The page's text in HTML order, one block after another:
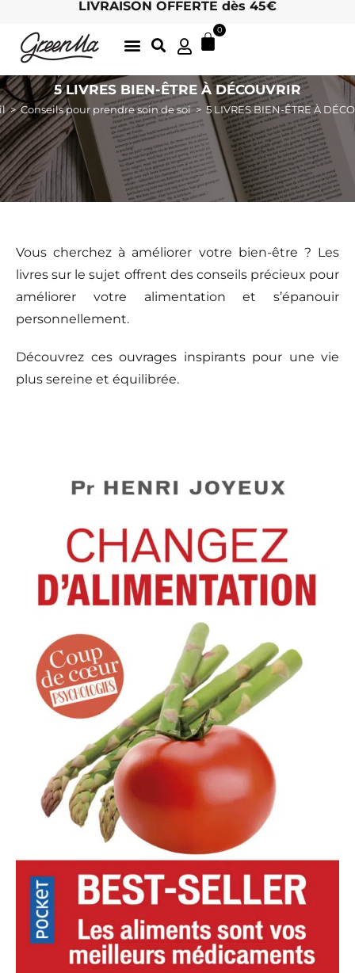
LIVRAISON OFFERTE dès 45€
0
5 LIVRES BIEN-ÊTRE À DÉCOUVRIR
> Conseils pour prendre soin de soi > 5 LIVRES BIEN-ÊTRE À
Vous cherchez à améliorer votre bien-être ? Les
livres sur le sujet offrent des conseils précieux pour
améliorer votre alimentation et s’épanouir
personnellement.
Découvrez ces ouvrages inspirants pour une vie
plus sereine et équilibrée.